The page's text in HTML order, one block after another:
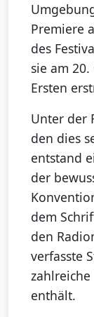
Premiere
des
sie am
Ersten
Unter der
den dies
entstand
der
dem
den
verfasste
enthält.